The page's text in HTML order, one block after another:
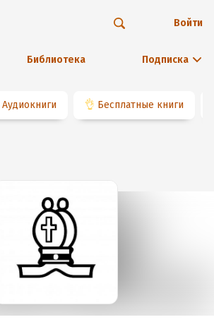
Библиотека Подписка
Войти
Аудиокниги 👌 Бесплатные книги